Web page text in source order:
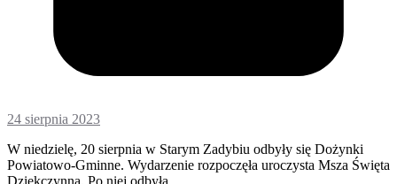
24 sierpnia 2023
W niedzielę, 20 sierpnia w Starym Zadybiu odbyły się Dożynki
Powiatowo-Gminne. Wydarzenie rozpoczęła uroczysta Msza Święta
Dziękczynna. Po niej odbyła